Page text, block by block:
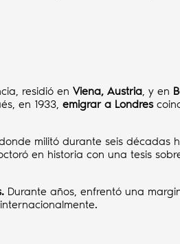
residió en Viena, Austria , y en
en 1933, emigrar a Londres
militó durante seis décadas
en historia con una tesis
Durante años, enfrentó una